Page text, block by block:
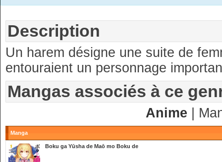
Description
Un harem désigne une suite de
entouraient un personnage
Mangas associés à ce
Anime |
Manga
Boku ga Yūsha de Maō mo Boku de